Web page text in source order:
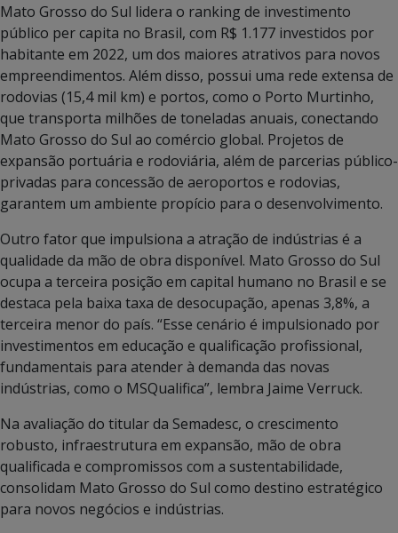
Mato Grosso do Sul lidera o ranking de investimento
público per capita no Brasil, com R$ 1.177 investidos por
habitante em 2022, um dos maiores atrativos para novos
empreendimentos. Além disso, possui uma rede extensa de
rodovias (15,4 mil km) e portos, como o Porto Murtinho,
que transporta milhões de toneladas anuais, conectando
Mato Grosso do Sul ao comércio global. Projetos de
expansão portuária e rodoviária, além de parcerias público-
privadas para concessão de aeroportos e rodovias,
garantem um ambiente propício para o desenvolvimento.
Outro fator que impulsiona a atração de indústrias é a
qualidade da mão de obra disponível. Mato Grosso do Sul
ocupa a terceira posição em capital humano no Brasil e se
destaca pela baixa taxa de desocupação, apenas 3,8%, a
terceira menor do país. “Esse cenário é impulsionado por
investimentos em educação e qualificação profissional,
fundamentais para atender à demanda das novas
indústrias, como o MSQualifica”, lembra Jaime Verruck.
Na avaliação do titular da Semadesc, o crescimento
robusto, infraestrutura em expansão, mão de obra
qualificada e compromissos com a sustentabilidade,
consolidam Mato Grosso do Sul como destino estratégico
para novos negócios e indústrias.